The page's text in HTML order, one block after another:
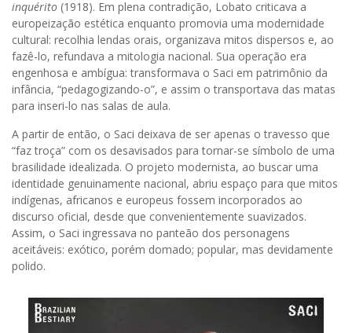
inquérito (1918). Em plena contradição, Lobato criticava a
europeização estética enquanto promovia uma modernidade
cultural: recolhia lendas orais, organizava mitos dispersos e, ao
fazê-lo, refundava a mitologia nacional. Sua operação era
engenhosa e ambígua: transformava o Saci em patrimônio da
infância, “pedagogizando-o”, e assim o transportava das matas
para inseri-lo nas salas de aula.
A partir de então, o Saci deixava de ser apenas o travesso que
“faz troça” com os desavisados para tornar-se símbolo de uma
brasilidade idealizada. O projeto modernista, ao buscar uma
identidade genuinamente nacional, abriu espaço para que mitos
indígenas, africanos e europeus fossem incorporados ao
discurso oficial, desde que convenientemente suavizados.
Assim, o Saci ingressava no panteão dos personagens
aceitáveis: exótico, porém domado; popular, mas devidamente
polido.